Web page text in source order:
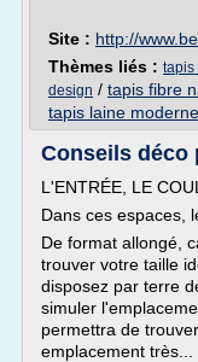
Site : http://
Thèmes liés : tapis
design / tapis fibre
tapis laine moderne
Conseils déco
L'ENTRÉE, LE
Dans ces espaces,
De format allongé,
trouver votre taille
disposez par terre
simuler
permettra de
emplacement très...